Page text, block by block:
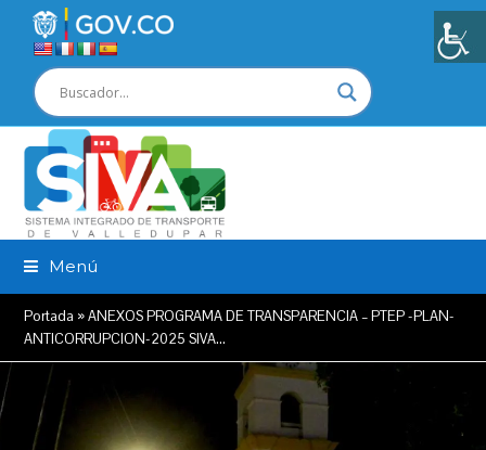
Menú
Portada »ANEXOS PROGRAMA DE TRANSPARENCIA – PTEP -PLAN-
ANTICORRUPCION-2025 SIVA…